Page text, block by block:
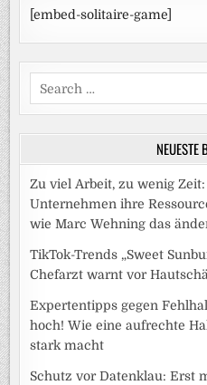
[embed-solitaire-game]
Search
for:
NEUESTE
Zu viel Arbeit, zu wenig
Unternehmen ihre
wie Marc Wehning das
TikTok-Trends „Sweet
Chefarzt warnt vor
Expertentipps gegen
hoch! Wie eine aufrechte
stark macht
Schutz vor Datenklau: Erst